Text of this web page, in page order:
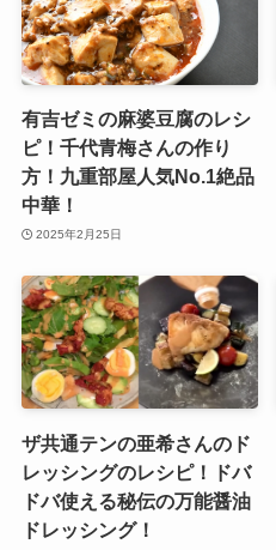
有吉ゼミの麻婆豆腐のレシ
ピ！千代青梅さんの作り
方！九重部屋人気No.1絶品
中華！
2025年2月25日
ザ共通テンの亜希さんのド
レッシングのレシピ！ドバ
ドバ使える秘伝の万能醤油
ドレッシング！